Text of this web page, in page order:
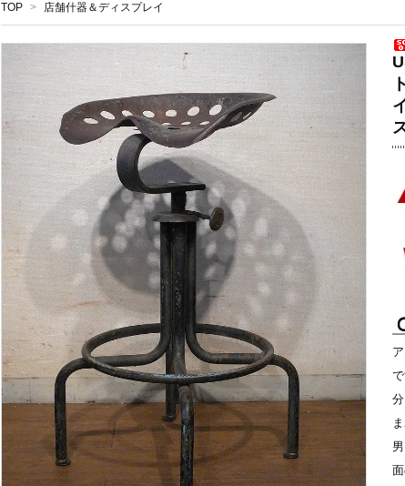
TOP > 店舗什器＆ディスプレイ